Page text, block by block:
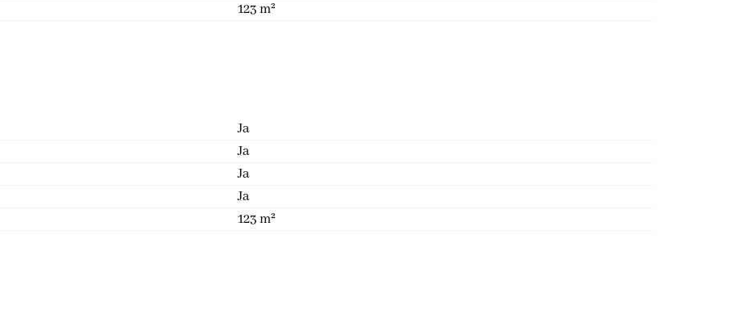
123 m²
Ja
Ja
Ja
Ja
123 m²